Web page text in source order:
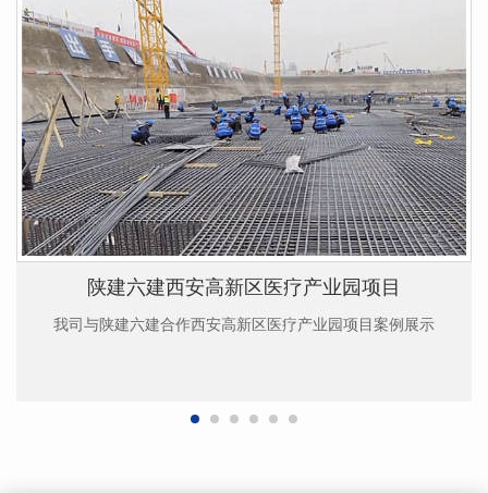
陕建六建西安高新区医疗产业园项目
我司与陕建六建合作西安高新区医疗产业园项目案例展示